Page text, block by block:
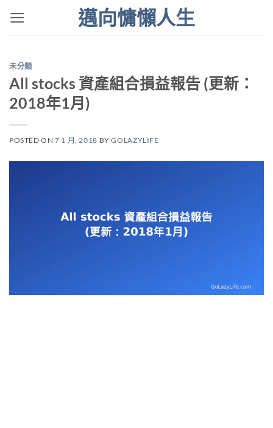
邁向慵懶人生
未分類
All stocks 資產組合損益報告 (更新：
2018年1月)
POSTED ON7 1 月, 2018 BYGOLAZYLIFE